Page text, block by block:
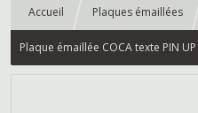
Accueil Plaques émaillées
Plaque émaillée COCA texte PIN UP